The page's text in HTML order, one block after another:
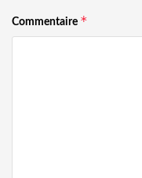
Commentaire *